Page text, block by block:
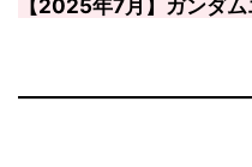
【2025年7月】ガンダ